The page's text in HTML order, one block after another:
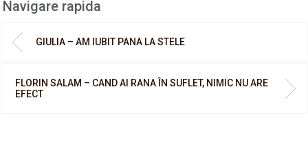
Navigare rapida
GIULIA – AM IUBIT PANA LA STELE
FLORIN SALAM – CAND AI RANA ÎN SUFLET, NIMIC NU ARE
EFECT